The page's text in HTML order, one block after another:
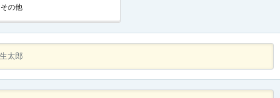
その他